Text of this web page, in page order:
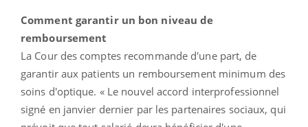
Comment garantir un bon niveau de
remboursement
La Cour des comptes recommande d'une part, de
garantir aux patients un remboursement minimum des
soins d'optique. « Le nouvel accord interprofessionnel
signé en janvier dernier par les partenaires sociaux, qui